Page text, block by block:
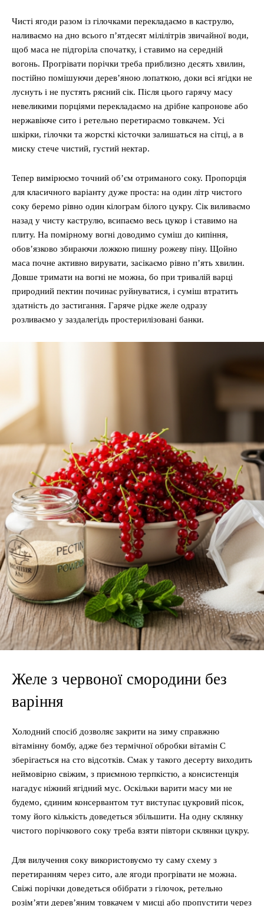
Чисті ягоди разом із гілочками перекладаємо в каструлю,
наливаємо на дно всього п’ятдесят мілілітрів звичайної води,
щоб маса не підгоріла спочатку, і ставимо на середній
вогонь. Прогрівати порічки треба приблизно десять хвилин,
постійно помішуючи дерев’яною лопаткою, доки всі ягідки не
луснуть і не пустять рясний сік. Після цього гарячу масу
невеликими порціями перекладаємо на дрібне капронове або
нержавіюче сито і ретельно перетираємо товкачем. Усі
шкірки, гілочки та жорсткі кісточки залишаться на сітці, а в
миску стече чистий, густий нектар.
Тепер вимірюємо точний об’єм отриманого соку. Пропорція
для класичного варіанту дуже проста: на один літр чистого
соку беремо рівно один кілограм білого цукру. Сік виливаємо
назад у чисту каструлю, всипаємо весь цукор і ставимо на
плиту. На помірному вогні доводимо суміш до кипіння,
обов’язково збираючи ложкою пишну рожеву піну. Щойно
маса почне активно вирувати, засікаємо рівно п’ять хвилин.
Довше тримати на вогні не можна, бо при тривалій варці
природний пектин починає руйнуватися, і суміш втратить
здатність до застигання. Гаряче рідке желе одразу
розливаємо у заздалегідь простерилізовані банки.
Желе з червоної смородини без
варіння
Холодний спосіб дозволяє закрити на зиму справжню
вітамінну бомбу, адже без термічної обробки вітамін С
зберігається на сто відсотків. Смак у такого десерту виходить
неймовірно свіжим, з приємною терпкістю, а консистенція
нагадує ніжний ягідний мус. Оскільки варити масу ми не
будемо, єдиним консервантом тут виступає цукровий пісок,
тому його кількість доведеться збільшити. На одну склянку
чистого порічкового соку треба взяти півтори склянки цукру.
Для вилучення соку використовуємо ту саму схему з
перетиранням через сито, але ягоди прогрівати не можна.
Свіжі порічки доведеться обібрати з гілочок, ретельно
розім’яти дерев’яним товкачем у мисці або пропустити через